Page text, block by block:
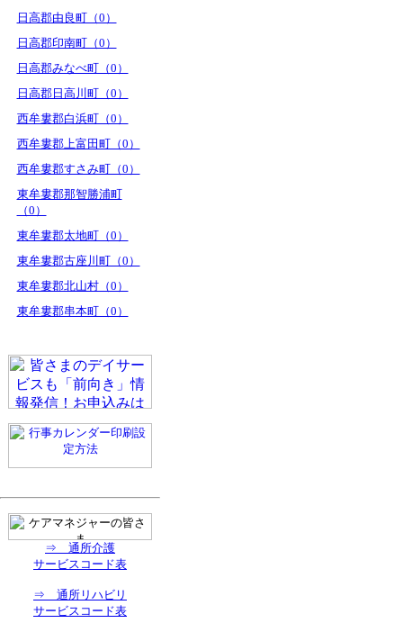
日高郡由良町（0）
日高郡印南町（0）
日高郡みなべ町（0）
日高郡日高川町（0）
西牟婁郡白浜町（0）
西牟婁郡上富田町（0）
西牟婁郡すさみ町（0）
東牟婁郡那智勝浦町
（0）
東牟婁郡太地町（0）
東牟婁郡古座川町（0）
東牟婁郡北山村（0）
東牟婁郡串本町（0）
⇒ 通所介護
サービスコード表
⇒ 通所リハビリ
サービスコード表